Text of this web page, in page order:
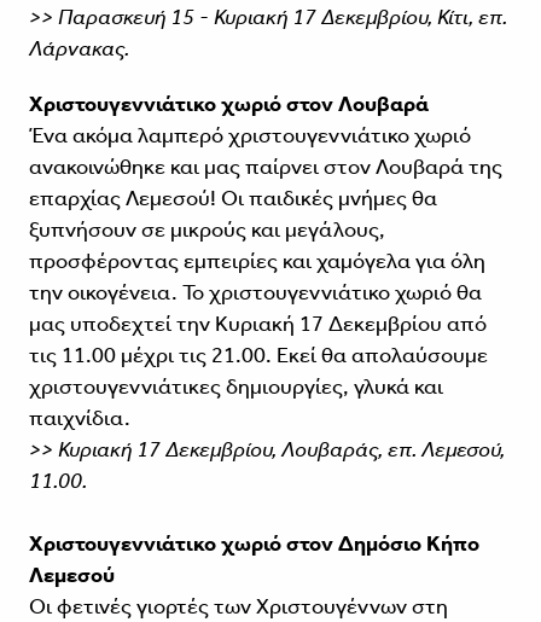
>> Παρασκευή 15 - Κυριακή 17 Δεκεμβρίου, Κίτι, επ.
Λάρνακας.
Χριστουγεννιάτικο χωριό στον Λουβαρά
Ένα ακόμα λαμπερό χριστουγεννιάτικο χωριό
ανακοινώθηκε και μας παίρνει στον Λουβαρά της
επαρχίας Λεμεσού! Οι παιδικές μνήμες θα
ξυπνήσουν σε μικρούς και μεγάλους,
προσφέροντας εμπειρίες και χαμόγελα για όλη
την οικογένεια. Το χριστουγεννιάτικο χωριό θα
μας υποδεχτεί την Κυριακή 17 Δεκεμβρίου από
τις 11.00 μέχρι τις 21.00. Εκεί θα απολαύσουμε
χριστουγεννιάτικες δημιουργίες, γλυκά και
παιχνίδια.
>> Κυριακή 17 Δεκεμβρίου, Λουβαράς, επ. Λεμεσού,
11.00.
Χριστουγεννιάτικο χωριό στον Δημόσιο Κήπο
Λεμεσού
Οι φετινές γιορτές των Χριστουγέννων στη